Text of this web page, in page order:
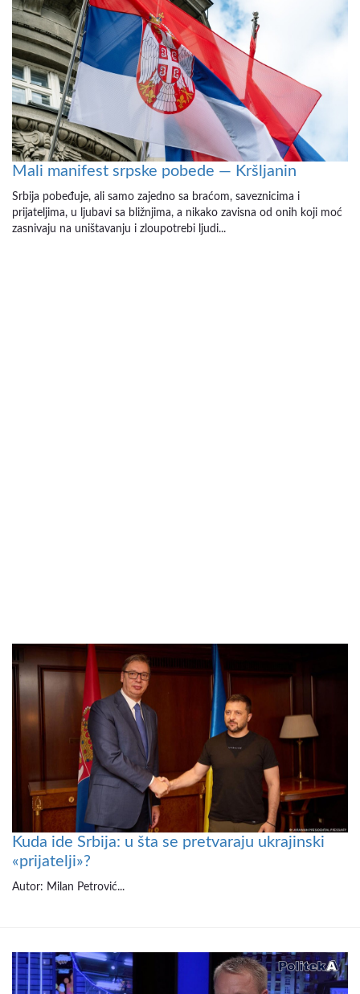
Mali manifest srpske pobede — Kršljanin
Srbija pobeđuje, ali samo zajedno sa braćom, saveznicima i
prijateljima, u ljubavi sa bližnjima, a nikako zavisna od onih koji moć
zasnivaju na uništavanju i zloupotrebi ljudi...
Kuda ide Srbija: u šta se pretvaraju ukrajinski
«prijatelji»?
Autor: Milan Petrović...